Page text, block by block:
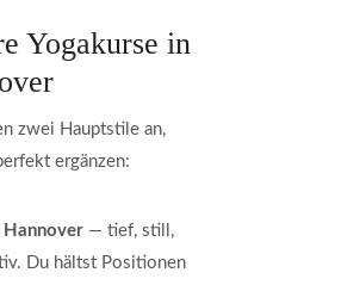
Yogakurse in
zwei Hauptstile an,
ergänzen:
Hannover — tief, still,
Du hältst Positionen